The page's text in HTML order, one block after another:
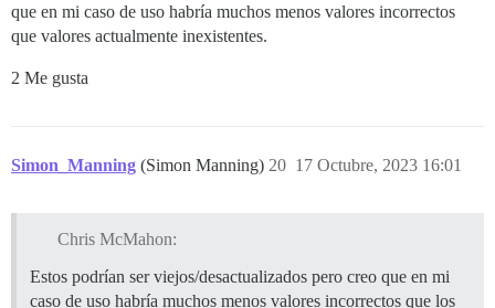
que en mi caso de uso habría muchos menos valores incorrectos
que valores actualmente inexistentes.
2 Me gusta
Simon_Manning (Simon Manning) 17 Octubre, 2023 16:01
20
Chris McMahon:
Estos podrían ser viejos/desactualizados pero creo que en mi
caso de uso habría muchos menos valores incorrectos que los